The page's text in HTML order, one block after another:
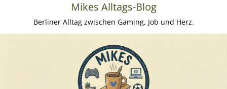
Mikes Alltags-Blog
Berliner Alltag zwischen Gaming, Job und Herz.